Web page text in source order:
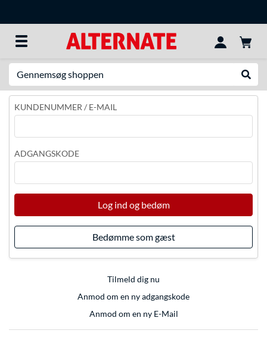
KUNDENUMMER / E-MAIL
ADGANGSKODE
Log ind og bedøm
Bedømme som gæst
Tilmeld dig nu
Anmod om en ny adgangskode
Anmod om en ny E-Mail